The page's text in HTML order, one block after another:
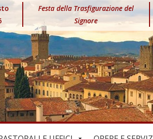
Festa della Trasfigurazione del
Signore